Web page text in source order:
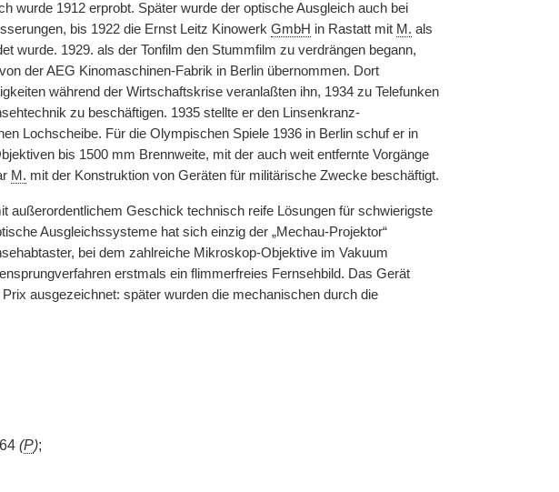
wurde 1912 erprobt. Später wurde der optische Ausgleich auch bei
bis 1922 die Ernst Leitz Kinowerk GmbH in Rastatt mit M. als
wurde. 1929. als der Tonfilm den Stummfilm zu verdrängen begann,
der AEG Kinomaschinen-Fabrik in Berlin übernommen. Dort
während der Wirtschaftskrise veranlaßten ihn, 1934 zu Telefunken
zu beschäftigen. 1935 stellte er den Linsenkranz-
Lochscheibe. Für die Olympischen Spiele 1936 in Berlin schuf er in
bis 1500 mm Brennweite, mit der auch weit entfernte Vorgänge
M. mit der Konstruktion von Geräten für militärische Zwecke beschäftigt.
außerordentlichem Geschick technisch reife Lösungen für schwierigste
Ausgleichssysteme hat sich einzig der „Mechau-Projektor“
bei dem zahlreiche Mikroskop-Objektive im Vakuum
erstmals ein flimmerfreies Fernsehbild. Das Gerät
ausgezeichnet: später wurden die mechanischen durch die
(P);